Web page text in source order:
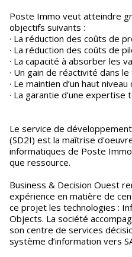
Poste Immo veut atteindre
objectifs suivants :
· La réduction des coûts de
· La réduction des coûts de
· La capacité à absorber les
· Un gain de réactivité dans
· Le maintien d’un haut
· La garantie d’une expertise
Le service de
(SD2I) est la maîtrise
informatiques de Poste
que ressource.
Business & Decision Ouest
expérience en matière de
ce projet les technologies :
Objects. La société
son centre de services
système d’information vers